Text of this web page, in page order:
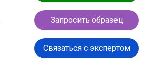
Запросить образец
Связаться с экспертом